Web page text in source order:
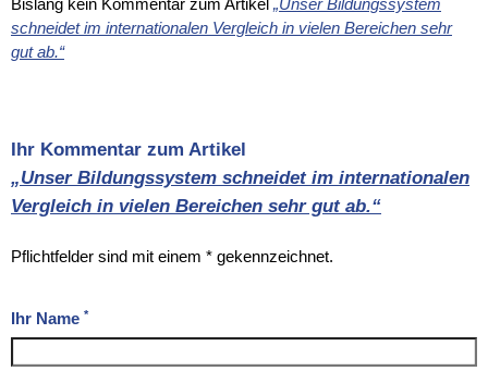
Kommentare
schneidet im internationalen Vergleich in vielen Bereichen sehr
gut ab.“
Ihr Kommentar zum Artikel
„Unser Bildungssystem schneidet im internationalen
Vergleich in vielen Bereichen sehr gut ab.“
Pflichtfelder sind mit einem * gekennzeichnet.
Ihr Name *